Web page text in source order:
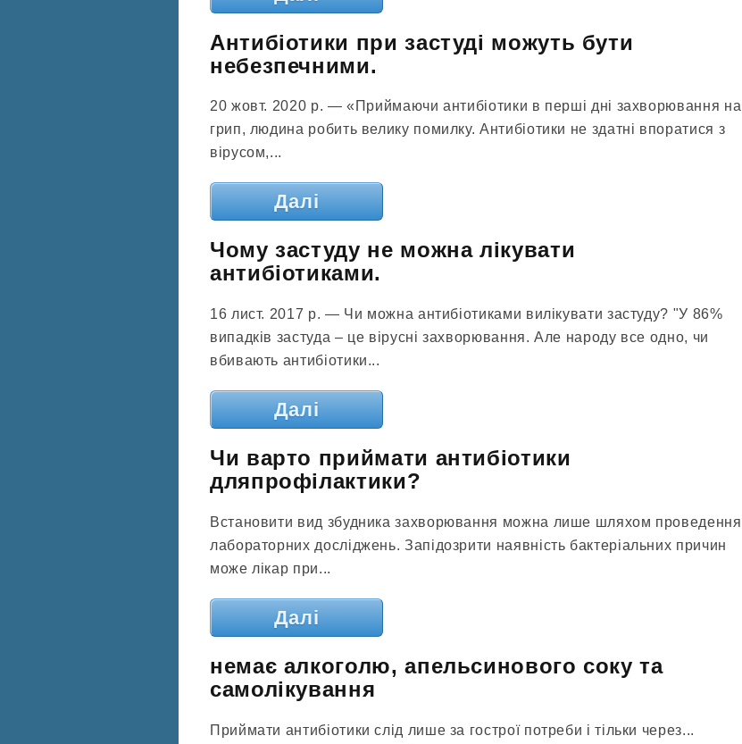
Антибіотики при застуді можуть бути
небезпечними.
20 жовт. 2020 р. — «Приймаючи антибіотики в перші дні захворювання на
грип, людина робить велику помилку. Антибіотики не здатні впоратися з
вірусом,...
Далі
Чому застуду не можна лікувати
антибіотиками.
16 лист. 2017 р. — Чи можна антибіотиками вилікувати застуду? "У 86%
випадків застуда – це вірусні захворювання. Але народу все одно, чи
вбивають антибіотики...
Далі
Чи варто приймати антибіотики
дляпрофілактики?
Встановити вид збудника захворювання можна лише шляхом проведення
лабораторних досліджень. Запідозрити наявність бактеріальних причин
може лікар при...
Далі
немає алкоголю, апельсинового соку та
самолікування
Приймати антибіотики слід лише за гострої потреби і тільки через...